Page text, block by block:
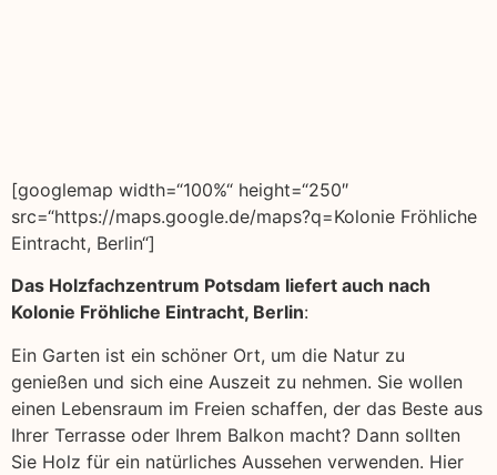
[googlemap width=“100%“ height=“250″
src=“https://maps.google.de/maps?q=Kolonie Fröhliche
Eintracht, Berlin“]
Das Holzfachzentrum Potsdam liefert auch nach
Kolonie Fröhliche Eintracht, Berlin:
Ein Garten ist ein schöner Ort, um die Natur zu
genießen und sich eine Auszeit zu nehmen. Sie wollen
einen Lebensraum im Freien schaffen, der das Beste aus
Ihrer Terrasse oder Ihrem Balkon macht? Dann sollten
Sie Holz für ein natürliches Aussehen verwenden. Hier